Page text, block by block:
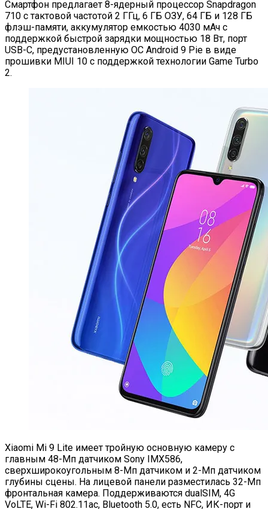
Смартфон предлагает 8-ядерный процессор Snapdragon
710 с тактовой частотой 2 ГГц, 6 ГБ ОЗУ, 64 ГБ и 128 ГБ
флэш-памяти, аккумулятор емкостью 4030 мАч с
поддержкой быстрой зарядки мощностью 18 Вт, порт
USB-C, предустановленную ОС Android 9 Pie в виде
прошивки MIUI 10 с поддержкой технологии Game Turbo
2.
Xiaomi Mi 9 Lite имеет тройную основную камеру с
главным 48-Мп датчиком Sony IMX586,
сверхширокоугольным 8-Мп датчиком и 2-Мп датчиком
глубины сцены. На лицевой панели разместилась 32-Мп
фронтальная камера. Поддерживаются dualSIM, 4G
VoLTE, Wi-Fi 802.11ac, Bluetooth 5.0, есть NFC, ИК-порт и